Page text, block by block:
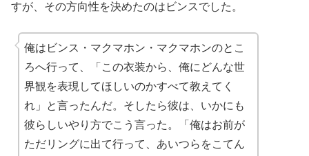
すが、その方向性を決めたのはビンスでした。
俺はビンス・マクマホン・マクマホンのとこ
ろへ行って、「この衣装から、俺にどんな世
界観を表現してほしいのかすべて教えてく
れ」と言ったんだ。そしたら彼は、いかにも
彼らしいやり方でこう言った。「俺はお前が
ただリングに出て行って、あいつらをこてん